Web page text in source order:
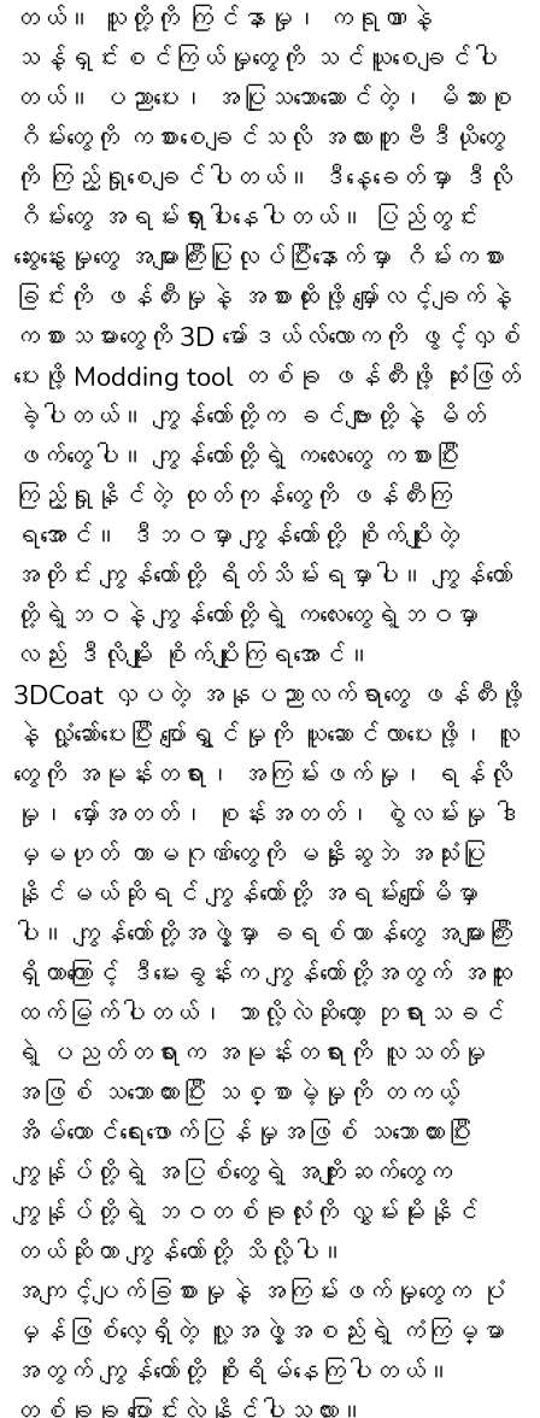
တယ်။ သူတို့ကို ကြင်နာမှု၊ ကရုဏာနဲ့
သန့်ရှင်းစင်ကြယ်မှုတွေကို သင်ယူစေချင်ပါ
တယ်။ ပညာပေး၊ အပြုသဘောဆောင်တဲ့၊ မိသားစု
ဂိမ်းတွေကို ကစားစေချင်သလို အလားတူဗီဒီယိုတွေ
ကို ကြည့်ရှုစေချင်ပါတယ်။ ဒီနေ့ခေတ်မှာ ဒီလို
ဂိမ်းတွေ အရမ်းရှားပါးနေပါတယ်။ ပြည်တွင်း
ဆွေးနွေးမှုတွေ အများကြီးပြုလုပ်ပြီးနောက်မှာ ဂိမ်းကစား
ခြင်းကို ဖန်တီးမှုနဲ့ အစားထိုးဖို့ မျှော်လင့်ချက်နဲ့
ကစားသမားတွေကို 3D မော်ဒယ်လ်လောကကို ဖွင့်လှစ်
ပေးဖို့ Modding tool တစ်ခု ဖန်တီးဖို့ ဆုံးဖြတ်
ခဲ့ပါတယ်။ ကျွန်တော်တို့က ခင်ဗျားတို့နဲ့ မိတ်
ဖက်တွေပါ။ ကျွန်တော်တို့ရဲ့ ကလေးတွေ ကစားပြီး
ကြည့်ရှုနိုင်တဲ့ ထုတ်ကုန်တွေကို ဖန်တီးကြ
ရအောင်။ ဒီဘဝမှာ ကျွန်တော်တို့ စိုက်ပျိုးတဲ့
အတိုင်း ကျွန်တော်တို့ ရိတ်သိမ်းရမှာပါ။ ကျွန်တော်
တို့ရဲ့ဘဝနဲ့ ကျွန်တော်တို့ရဲ့ ကလေးတွေရဲ့ဘဝမှာ
လည်း ဒီလိုမျိုး စိုက်ပျိုးကြရအောင်။
3DCoat လှပတဲ့ အနုပညာလက်ရာတွေ ဖန်တီးဖို့
နဲ့ လှုံ့ဆော်ပေးပြီး ပျော်ရွှင်မှုကို ယူဆောင်လာပေးဖို့၊ လူ
တွေကို အမုန်းတရား၊ အကြမ်းဖက်မှု၊ ရန်လို
မှု၊ မှော်အတတ်၊ စုန်းအတတ်၊ စွဲလမ်းမှု ဒါ
မှမဟုတ် ကာမဂုဏ်တွေကို မနှိုးဆွဘဲ အသုံးပြု
နိုင်မယ်ဆိုရင် ကျွန်တော်တို့ အရမ်းပျော်မိမှာ
ပါ။ ကျွန်တော်တို့အဖွဲ့မှာ ခရစ်ယာန်တွေ အများကြီး
ရှိတာကြောင့် ဒီမေးခွန်းက ကျွန်တော်တို့အတွက် အထူး
ထက်မြက်ပါတယ်၊ ဘာလို့လဲဆိုတော့ ဘုရားသခင်
ရဲ့ ပညတ်တရားက အမုန်းတရားကို လူသတ်မှု
အဖြစ် သဘောထားပြီး သစ္စာမဲ့မှုကို တကယ့်
အိမ်ထောင်ရေးဖောက်ပြန်မှုအဖြစ် သဘောထားပြီး
ကျွန်ုပ်တို့ရဲ့ အပြစ်တွေရဲ့ အကျိုးဆက်တွေက
ကျွန်ုပ်တို့ရဲ့ ဘဝတစ်ခုလုံးကို လွှမ်းမိုးနိုင်
တယ်ဆိုတာ ကျွန်တော်တို့ သိလို့ပါ။
အကျင့်ပျက်ခြစားမှုနဲ့ အကြမ်းဖက်မှုတွေက ပုံ
မှန်ဖြစ်လေ့ရှိတဲ့ လူ့အဖွဲ့အစည်းရဲ့ ကံကြမ္မာ
အတွက် ကျွန်တော်တို့ စိုးရိမ်နေကြပါတယ်။